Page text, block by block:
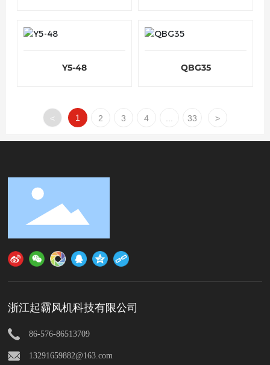
Y5-48 QBG35
< 1 2 3 4 33 >
浙江起霸风机科技有限公司
86-576-86513709
13291659882@163.com